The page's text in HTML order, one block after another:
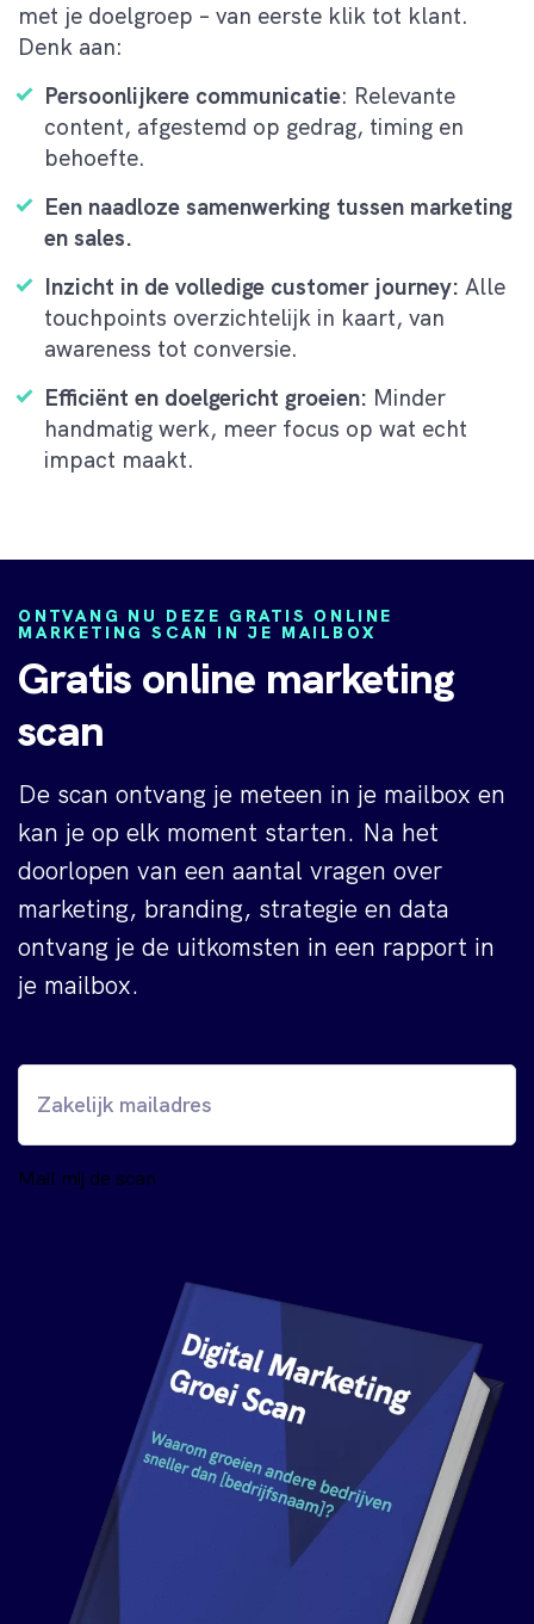
met je doelgroep – van eerste klik tot klant.
Denk aan:
Persoonlijkere communicatie: Relevante
content, afgestemd op gedrag, timing en
behoefte.
Een naadloze samenwerking tussen marketing
en sales.
Inzicht in de volledige customer journey: Alle
touchpoints overzichtelijk in kaart, van
awareness tot conversie.
Efficiënt en doelgericht groeien: Minder
handmatig werk, meer focus op wat echt
impact maakt.
ONTVANG NU DEZE GRATIS ONLINE
MARKETING SCAN IN JE MAILBOX
Gratis online marketing
scan
De scan ontvang je meteen in je mailbox en
kan je op elk moment starten. Na het
doorlopen van een aantal vragen over
marketing, branding, strategie en data
ontvang je de uitkomsten in een rapport in
je mailbox.
Mail mij de scan